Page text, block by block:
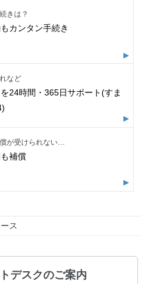
きは？
カンタン手続き
など
24時間・365日サポート(すま
が受けられない…
補償
ス
デスクのご案内